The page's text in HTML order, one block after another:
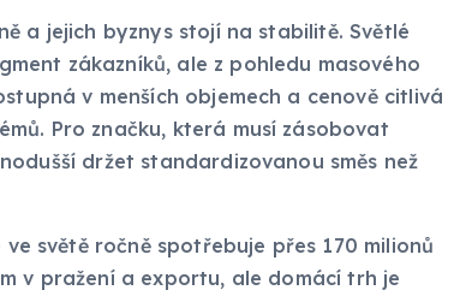
a jejich byznys stojí na stabilitě. Světlé
zákazníků, ale z pohledu masového
v menších objemech a cenově citlivá
Pro značku, která musí zásobovat
držet standardizovanou směs než
světě ročně spotřebuje přes 170 milionů
v pražení a exportu, ale domácí trh je